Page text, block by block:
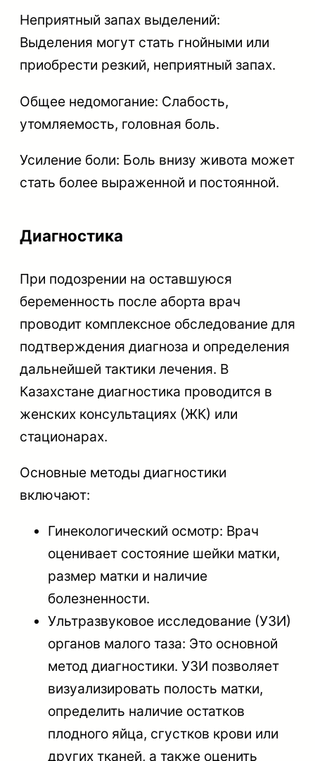
Неприятный запах выделений:
Выделения могут стать гнойными или
приобрести резкий, неприятный запах.
Общее недомогание: Слабость,
утомляемость, головная боль.
Усиление боли: Боль внизу живота может
стать более выраженной и постоянной.
Диагностика
При подозрении на оставшуюся
беременность после аборта врач
проводит комплексное обследование для
подтверждения диагноза и определения
дальнейшей тактики лечения. В
Казахстане диагностика проводится в
женских консультациях (ЖК) или
стационарах.
Основные методы диагностики
включают:
Гинекологический осмотр: Врач
оценивает состояние шейки матки,
размер матки и наличие
болезненности.
Ультразвуковое исследование (УЗИ)
органов малого таза: Это основной
метод диагностики. УЗИ позволяет
визуализировать полость матки,
определить наличие остатков
плодного яйца, сгустков крови или
других тканей, а также оценить